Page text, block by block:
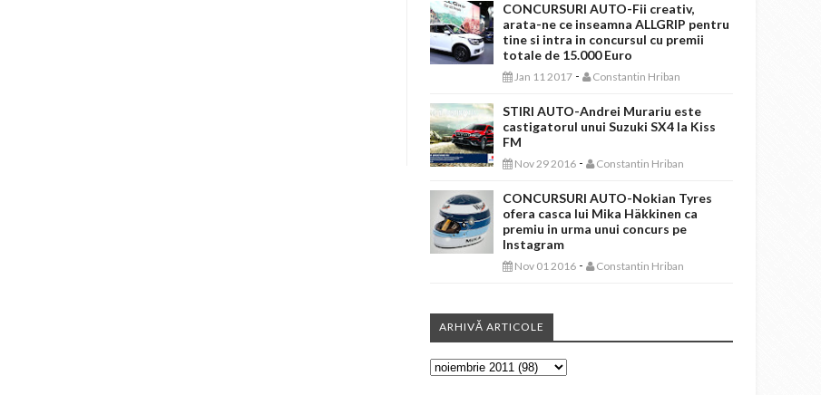
CONCURSURI AUTO-Fii creativ,
arata-ne ce inseamna ALLGRIP pentru
tine si intra in concursul cu premii
totale de 15.000 Euro
Jan 11 2017 - Constantin Hriban
STIRI AUTO-Andrei Murariu este
castigatorul unui Suzuki SX4 la Kiss
FM
Nov 29 2016 - Constantin Hriban
CONCURSURI AUTO-Nokian Tyres
ofera casca lui Mika Häkkinen ca
premiu in urma unui concurs pe
Instagram
Nov 01 2016 - Constantin Hriban
ARHIVĂ ARTICOLE